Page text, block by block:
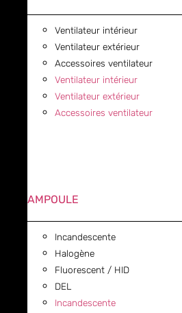
Ventilateur intérieur
Ventilateur extérieur
Accessoires ventilateur
Ventilateur intérieur
Ventilateur extérieur
Accessoires ventilateur
AMPOULE
Incandescente
Halogène
Fluorescent / HID
DEL
Incandescente